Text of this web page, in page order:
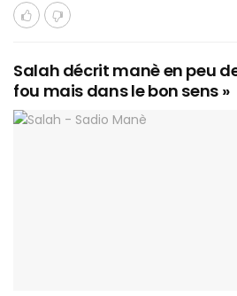
Salah décrit manè en peu
fou mais dans le bon sens »